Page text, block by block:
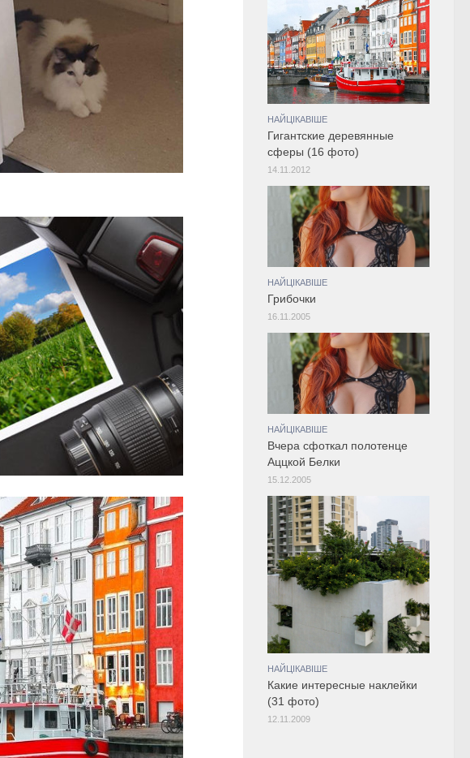
НАЙЦІКАВІШЕ
Гигантские деревянные
сферы (16 фото)
14.11.2012
НАЙЦІКАВІШЕ
Грибочки
16.11.2005
НАЙЦІКАВІШЕ
Вчера сфоткал полотенце
Аццкой Белки
15.12.2005
НАЙЦІКАВІШЕ
Какие интересные наклейки
(31 фото)
12.11.2009